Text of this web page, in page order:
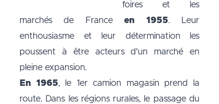
foires et les
marchés de Franceen 1955. Leur
enthousiasme et leur détermination les
poussent à être acteurs d'un marché en
pleine expansion.
En 1965, le 1er camion magasin prend la
route. Dans les régions rurales, le passage du